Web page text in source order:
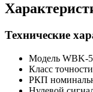
Технические
Модель WBK-
Класс точности
РКП